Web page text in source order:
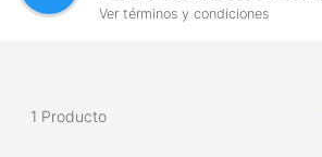
Ver términos y condiciones
1 Producto